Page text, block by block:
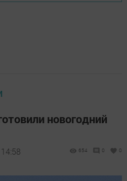
новогодний
654 0 0